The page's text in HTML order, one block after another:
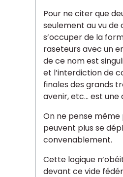
Pour ne citer que
seulement au vu de
s’occuper de la
raseteurs avec un
de ce nom est
et l’interdiction de
finales des grands
avenir, etc... est
On ne pense même
peuvent plus se
convenablement.
Cette logique
devant ce vide